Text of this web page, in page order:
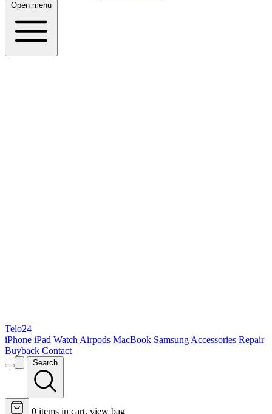
Open menu
Telo24
iPhone iPad Watch Airpods MacBook Samsung Accessories Repair
Buyback Contact
Search
0 items in cart, view bag